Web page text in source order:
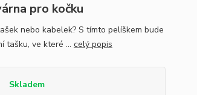
pro kočku
nebo kabelek? S tímto pelíškem bude
tašku, ve které ... celý popis
Skladem